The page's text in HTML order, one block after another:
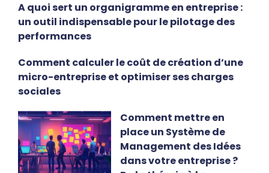
A quoi sert un organigramme en entreprise :
un outil indispensable pour le pilotage des
performances
Comment calculer le coût de création d’une
micro-entreprise et optimiser ses charges
sociales
Comment mettre en
place un Système de
Management des Idées
dans votre entreprise ?